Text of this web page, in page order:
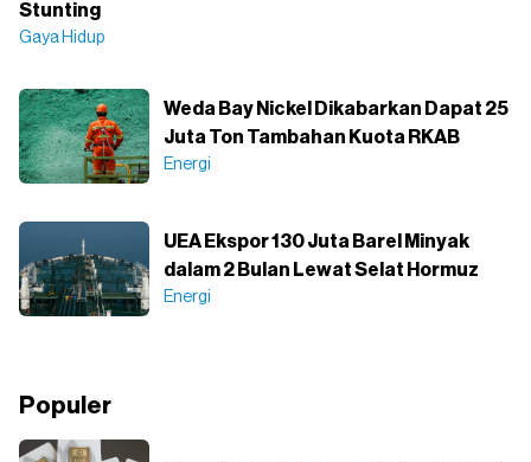
Stunting
Gaya Hidup
Weda Bay Nickel Dikabarkan Dapat 25
Juta Ton Tambahan Kuota RKAB
Energi
UEA Ekspor 130 Juta Barel Minyak
dalam 2 Bulan Lewat Selat Hormuz
Energi
Populer